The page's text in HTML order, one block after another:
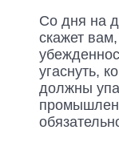
Со дня на
скажет
угаснуть,
должны